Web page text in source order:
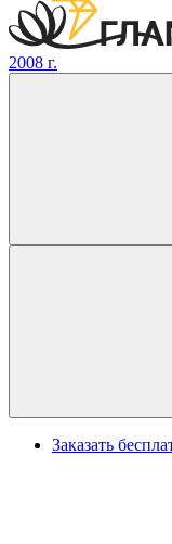
2008 г.
Заказать